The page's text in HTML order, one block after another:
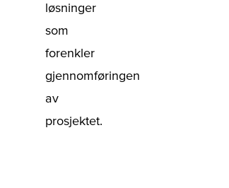
løsninger
som
forenkler
gjennomføringen
av
prosjektet.